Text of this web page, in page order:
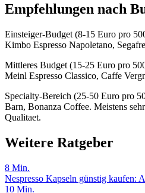
Empfehlungen nach
Einsteiger-Budget (8-15 Euro pro
Kimbo Espresso Napoletano,
Mittleres Budget (15-25 Euro pro
Meinl Espresso Classico, Caffe
Specialty-Bereich (25-50 Euro pro
Barn, Bonanza Coffee. Meistens
Qualitaet.
Weitere Ratgeber
8 Min.
Nespresso Kapseln günstig kaufen:
10 Min.